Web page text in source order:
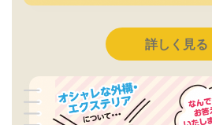
詳しく見る